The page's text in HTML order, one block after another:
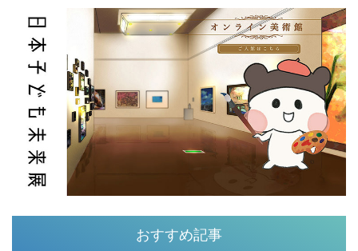
おすすめ記事